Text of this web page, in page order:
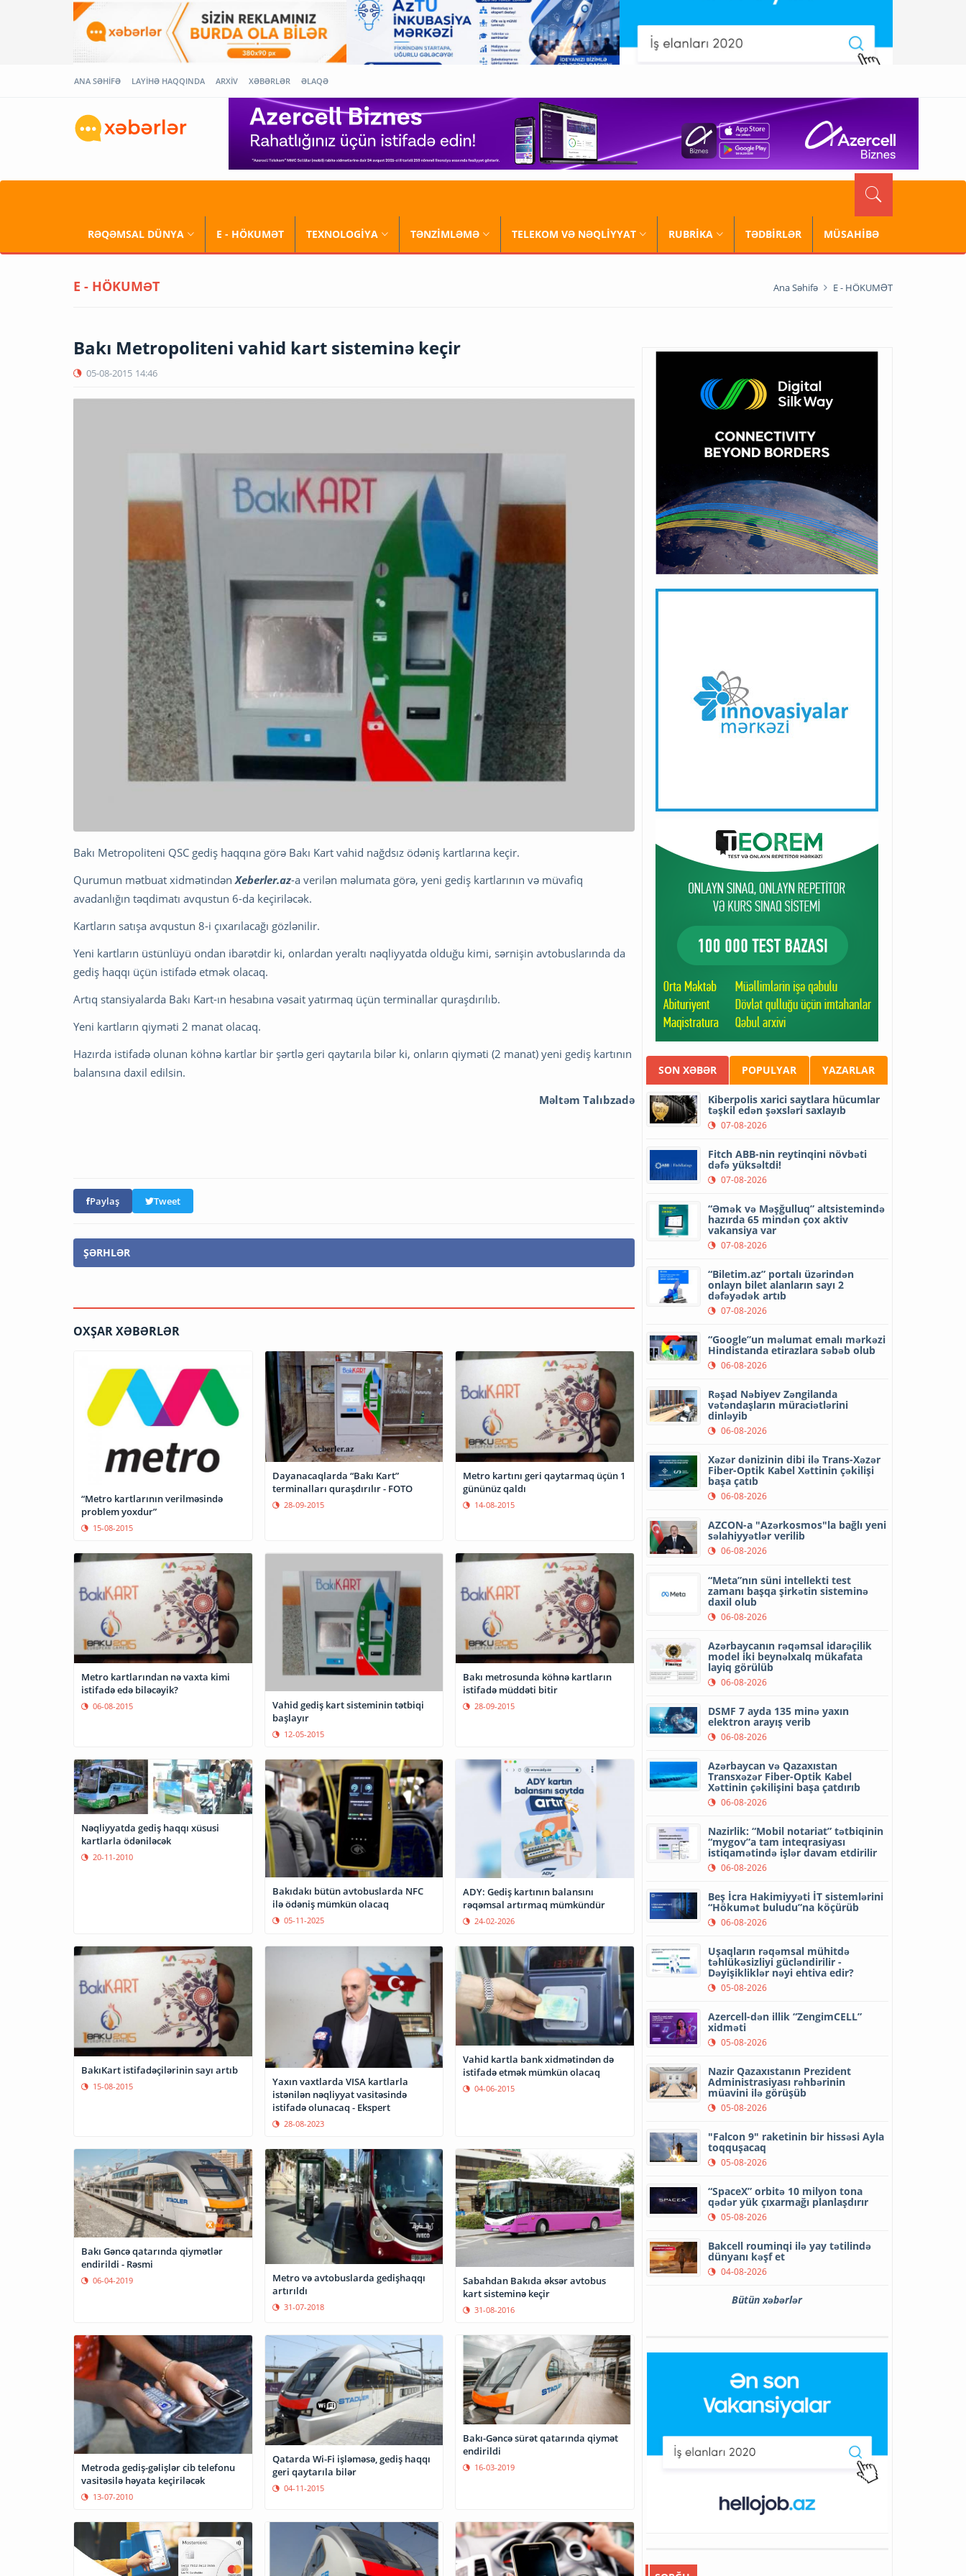
ANA SƏHİFƏ LAYİHƏ HAQQINDA ARXİV XƏBƏRLƏR ƏLAQƏ
RƏQƏMSAL DÜNYA E - HÖKUMƏT TEXNOLOGİYA TƏNZİMLƏMƏ TELEKOM VƏ NƏQLİYYAT RUBRİKA TƏDBİRLƏR MÜSAHİBƏ
E - HÖKUMƏT Ana Səhifə E - HÖKUMƏT
Bakı Metropoliteni vahid kart sisteminə keçir
05-08-2015 14:46
Bakı Metropoliteni QSC gediş haqqına görə Bakı Kart vahid nağdsız ödəniş kartlarına keçir.
Qurumun mətbuat xidmətindənXeberler.az-a verilən məlumata görə, yeni gediş kartlarının və müvafiq
avadanlığın təqdimatı avqustun 6-da keçiriləcək.
Kartların satışa avqustun 8-i çıxarılacağı gözlənilir.
Yeni kartların üstünlüyü ondan ibarətdir ki, onlardan yeraltı nəqliyyatda olduğu kimi, sərnişin avtobuslarında da
gediş haqqı üçün istifadə etmək olacaq.
Artıq stansiyalarda Bakı Kart-ın hesabına vəsait yatırmaq üçün terminallar quraşdırılıb.
Yeni kartların qiyməti 2 manat olacaq.
Hazırda istifadə olunan köhnə kartlar bir şərtlə geri qaytarıla bilər ki, onların qiyməti (2 manat) yeni gediş kartının
balansına daxil edilsin.
Məltəm Talıbzadə
Paylaş Tweet
ŞƏRHLƏR
OXŞAR XƏBƏRLƏR
“Metro kartlarının verilməsində
problem yoxdur”
15-08-2015
Dayanacaqlarda “Bakı Kart”
terminalları quraşdırılır - FOTO
28-09-2015
Metro kartını geri qaytarmaq üçün 1
gününüz qaldı
14-08-2015
Metro kartlarından nə vaxta kimi
istifadə edə biləcəyik?
06-08-2015
Vahid gediş kart sisteminin tətbiqi
başlayır
12-05-2015
Bakı metrosunda köhnə kartların
istifadə müddəti bitir
28-09-2015
Nəqliyyatda gediş haqqı xüsusi
kartlarla ödəniləcək
20-11-2010
Bakıdakı bütün avtobuslarda NFC
ilə ödəniş mümkün olacaq
05-11-2025
ADY: Gediş kartının balansını
rəqəmsal artırmaq mümkündür
24-02-2026
BakıKart istifadəçilərinin sayı artıb
15-08-2015
Yaxın vaxtlarda VISA kartlarla
istənilən nəqliyyat vasitəsində
istifadə olunacaq - Ekspert
28-08-2023
Vahid kartla bank xidmətindən də
istifadə etmək mümkün olacaq
04-06-2015
Bakı Gəncə qatarında qiymətlər
endirildi - Rəsmi
06-04-2019
Metro və avtobuslarda gedişhaqqı
artırıldı
31-07-2018
Sabahdan Bakıda əksər avtobus
kart sisteminə keçir
31-08-2016
Metroda gediş-gəlişlər cib telefonu
vasitəsilə həyata keçiriləcək
13-07-2010
Qatarda Wi-Fi işləməsə, gediş haqqı
geri qaytarıla bilər
04-11-2015
Bakı-Gəncə sürət qatarında qiymət
endirildi
16-03-2019
SON XƏBƏR POPULYAR YAZARLAR
Kiberpolis xarici saytlara hücumlar
təşkil edən şəxsləri saxlayıb
07-08-2026
Fitch ABB-nin reytinqini növbəti
dəfə yüksəltdi!
07-08-2026
“Əmək və Məşğulluq” altsistemində
hazırda 65 mindən çox aktiv
vakansiya var
07-08-2026
“Biletim.az” portalı üzərindən
onlayn bilet alanların sayı 2
dəfəyədək artıb
07-08-2026
“Google”un məlumat emalı mərkəzi
Hindistanda etirazlara səbəb olub
06-08-2026
Rəşad Nəbiyev Zəngilanda
vətəndaşların müraciətlərini
dinləyib
06-08-2026
Xəzər dənizinin dibi ilə Trans-Xəzər
Fiber-Optik Kabel Xəttinin çəkilişi
başa çatıb
06-08-2026
AZCON-a "Azərkosmos"la bağlı yeni
səlahiyyətlər verilib
06-08-2026
“Meta”nın süni intellekti test
zamanı başqa şirkətin sisteminə
daxil olub
06-08-2026
Azərbaycanın rəqəmsal idarəçilik
model iki beynəlxalq mükafata
layiq görülüb
06-08-2026
DSMF 7 ayda 135 minə yaxın
elektron arayış verib
06-08-2026
Azərbaycan və Qazaxıstan
Transxəzər Fiber-Optik Kabel
Xəttinin çəkilişini başa çatdırıb
06-08-2026
Nazirlik: “Mobil notariat” tətbiqinin
“mygov”a tam inteqrasiyası
istiqamətində işlər davam etdirilir
06-08-2026
Beş İcra Hakimiyyəti İT sistemlərini
“Hökumət buludu”na köçürüb
06-08-2026
Uşaqların rəqəmsal mühitdə
təhlükəsizliyi gücləndirilir -
Dəyişikliklər nəyi ehtiva edir?
05-08-2026
Azercell-dən illik “ZengimCELL”
xidməti
05-08-2026
Nazir Qazaxıstanın Prezident
Administrasiyası rəhbərinin
müavini ilə görüşüb
05-08-2026
"Falcon 9" raketinin bir hissəsi Ayla
toqquşacaq
05-08-2026
“SpaceX” orbitə 10 milyon tona
qədər yük çıxarmağı planlaşdırır
05-08-2026
Bakcell rouminqi ilə yay tətilində
dünyanı kəşf et
04-08-2026
Bütün xəbərlər